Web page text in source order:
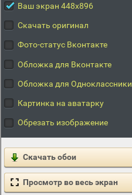
Ваш экран 448x896
Скачать оригинал
Фото-статус Вконтакте
Обложка для Вконтакте
Обложка для Одноклассники
Картинка на аватарку
Обрезать изображение
Скачать обои
Просмотр во весь экран